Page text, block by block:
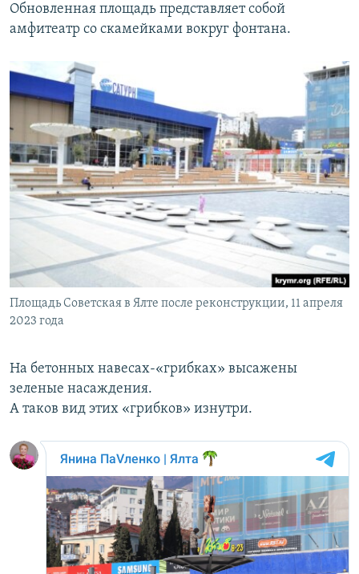
Обновленная площадь представляет собой
амфитеатр со скамейками вокруг фонтана.
Площадь Советская в Ялте после реконструкции, 11 апреля
2023 года
На бетонных навесах-«грибках» высажены
зеленые насаждения.
А таков вид этих «грибков» изнутри.